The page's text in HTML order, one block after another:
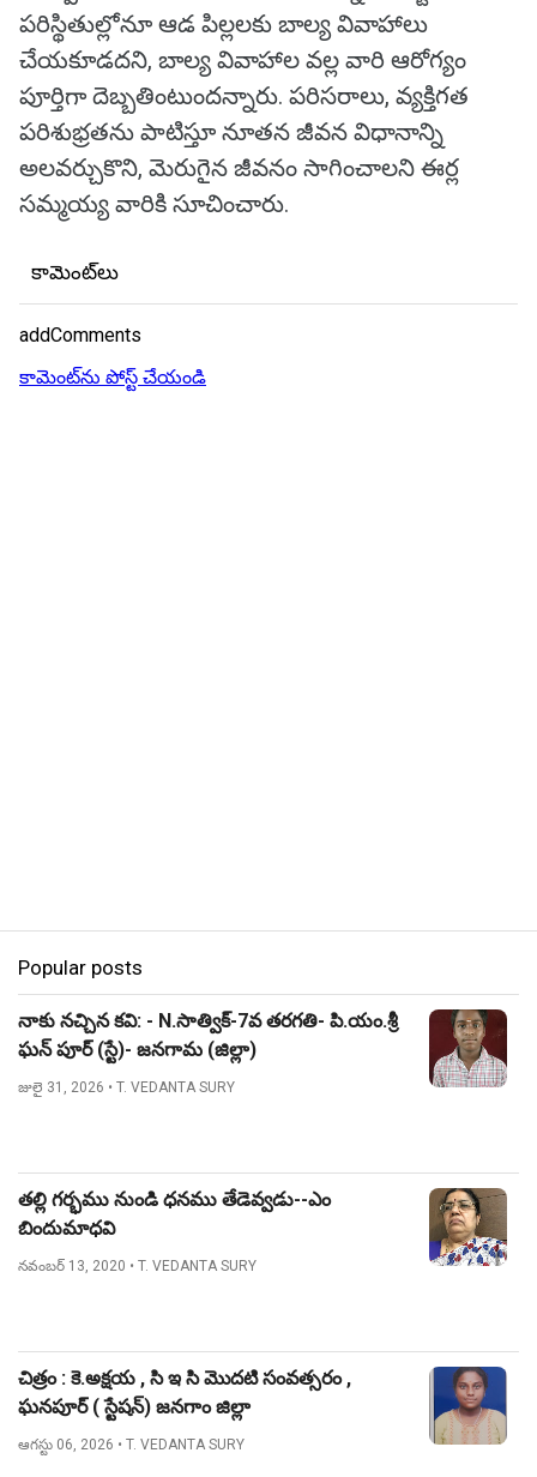
పరిస్థితుల్లోనూ ఆడ పిల్లలకు బాల్య వివాహాలు
చేయకూడదని, బాల్య వివాహాల వల్ల వారి ఆరోగ్యం
పూర్తిగా దెబ్బతింటుందన్నారు. పరిసరాలు, వ్యక్తిగత
పరిశుభ్రతను పాటిస్తూ నూతన జీవన విధానాన్ని
అలవర్చుకొని, మెరుగైన జీవనం సాగించాలని ఈర్ల
సమ్మయ్య వారికి సూచించారు.
కామెంట్‌లు
addComments
కామెంట్‌ను పోస్ట్ చేయండి
Popular posts
నాకు నచ్చిన కవి: - N.సాత్విక్-7వ తరగతి- పి.యం.శ్రీ
ఘన్ పూర్ (స్టే)- జనగామ (జిల్లా)
జులై 31, 2026 • T. VEDANTA SURY
తల్లి గర్భము నుండి ధనము తేడెవ్వడు--ఎం
బిందుమాధవి
నవంబర్ 13, 2020 • T. VEDANTA SURY
చిత్రం : కె.అక్షయ , సి ఇ సి మొదటి సంవత్సరం ,
ఘనపూర్ ( స్టేషన్) జనగాం జిల్లా
ఆగస్టు 06, 2026 • T. VEDANTA SURY